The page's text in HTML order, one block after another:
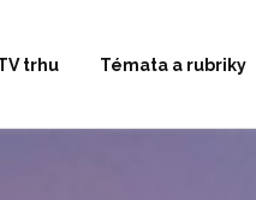
trhu Témata a rubriky